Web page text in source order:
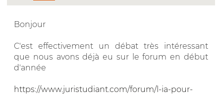
Bonjour
C'est effectivement un débat très intéressant
que nous avons déjà eu sur le forum en début
d'année
https://www.juristudiant.com/forum/l-ia-pour-